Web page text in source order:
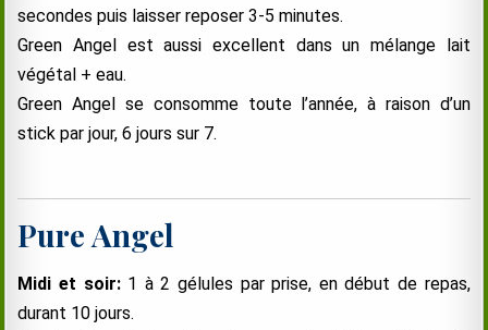
secondes puis laisser reposer 3-5 minutes.
Green Angel est aussi excellent dans un mélange lait
végétal + eau.
Green Angel se consomme toute l’année, à raison d’un
stick par jour, 6 jours sur 7.
Pure Angel
Midi et soir:1 à 2 gélules par prise, en début de repas,
durant 10 jours.